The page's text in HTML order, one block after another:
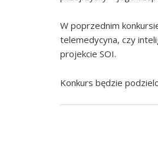
W poprzednim
telemedycyna, czy
projekcie SOI.
Konkurs będzie